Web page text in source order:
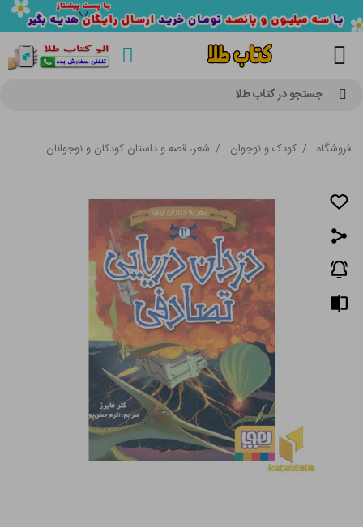
جستجو در کتاب طلا
فروشگاه / کودک و نوجوان / شعر، قصه و داستان کودکان و نوجوانان